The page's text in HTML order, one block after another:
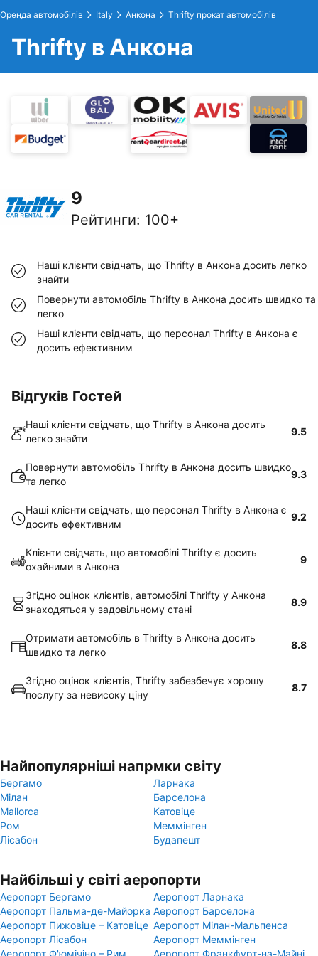
Оренда автомобілів Italy Анкона Thrifty прокат автомобілів
Thrifty в Анкона
9
Рейтинги: 100+
Наші клієнти свідчать, що Thrifty в Анкона досить легко
знайти
Повернути автомобіль Thrifty в Анкона досить швидко та
легко
Наші клієнти свідчать, що персонал Thrifty в Анкона є
досить ефективним
Відгуків Гостей
Наші клієнти свідчать, що Thrifty в Анкона досить
легко знайти
9.5
Повернути автомобіль Thrifty в Анкона досить швидко
та легко
9.3
Наші клієнти свідчать, що персонал Thrifty в Анкона є
досить ефективним
9.2
Клієнти свідчать, що автомобілі Thrifty є досить
охайними в Анкона
9
Згідно оцінок клієнтів, автомобілі Thrifty у Анкона
знаходяться у задовільному стані
8.9
Отримати автомобіль в Thrifty в Анкона досить
швидко та легко
8.8
Згідно оцінок клієнтів, Thrifty забезбечує хорошу
послугу за невисоку ціну
8.7
Найпопулярніші напрмки світу
Бергамо
Ларнака
Мілан
Барселона
Mallorca
Катовіце
Ром
Меммінген
Лісабон
Будапешт
Найбільші у світі аеропорти
Аеропорт Бергамо
Аеропорт Ларнака
Аеропорт Пальма-де-Майорка Аеропорт Барселона
Аеропорт Пижовіце – Катовіце Аеропорт Мілан-Мальпенса
Аеропорт Лісабон
Аеропорт Меммінген
Аеропорт Ф'юмічіно – Рим
Аеропорт Франкфурт-на-Майні